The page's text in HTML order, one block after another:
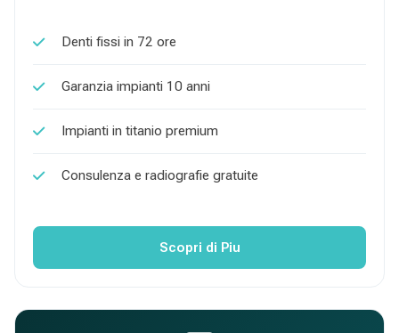
Denti fissi in 72 ore
Garanzia impianti 10 anni
Impianti in titanio premium
Consulenza e radiografie gratuite
Scopri di Piu